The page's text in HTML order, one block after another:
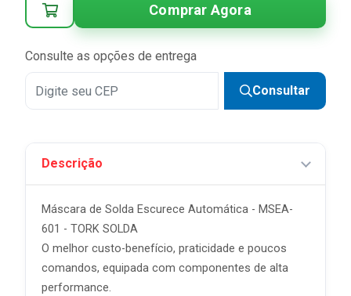
4x R$ 32,48 sem juros
5x
7x R$ 18,56 sem juros
9x
11x
12x R$ 10,83 sem juros
Comprar Agora
Consulte as opções de entrega
Consultar
Descrição
Máscara de Solda Escurece Automática - MSEA-
601 - TORK SOLDA
O melhor custo-benefício, praticidade e poucos
comandos, equipada com componentes de alta
performance.